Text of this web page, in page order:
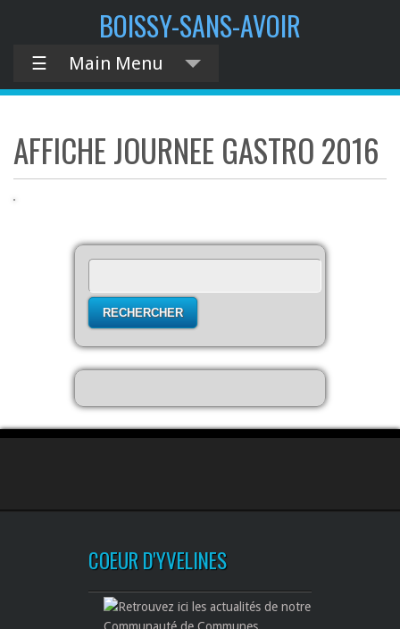
BOISSY-SANS-AVOIR
☰ Main Menu
AFFICHE JOURNEE GASTRO 2016
COEUR D'YVELINES